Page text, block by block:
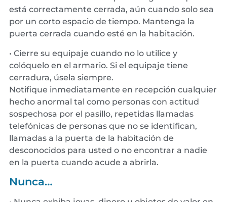
está correctamente cerrada, aún cuando solo sea
por un corto espacio de tiempo. Mantenga la
puerta cerrada cuando esté en la habitación.
• Cierre su equipaje cuando no lo utilice y
colóquelo en el armario. Si el equipaje tiene
cerradura, úsela siempre.
Notifique inmediatamente en recepción cualquier
hecho anormal tal como personas con actitud
sospechosa por el pasillo, repetidas llamadas
telefónicas de personas que no se identifican,
llamadas a la puerta de la habitación de
desconocidos para usted o no encontrar a nadie
en la puerta cuando acude a abrirla.
Nunca…